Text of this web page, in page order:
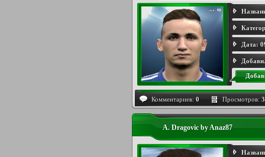
Дата:
Комментариев: 0 Просмотров:
A. Dragovic by Anaz87